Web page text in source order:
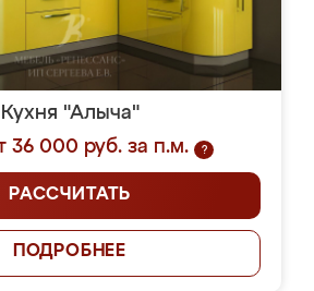
Кухня "Алыча"
36 000 руб. за п.м.
?
РАССЧИТАТЬ
ПОДРОБНЕЕ